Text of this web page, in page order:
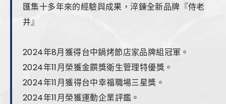
匯集十多年來的經驗與成果，淬鍊全新品牌『侍老
井』
2024年8月獲得台中鍋烤節店家品牌組冠軍。
2024年11月榮獲金饌獎衛生管理特優獎。
2024年11月獲得台中幸福職場三星獎。
2024年11月榮獲運動企業評鑑。